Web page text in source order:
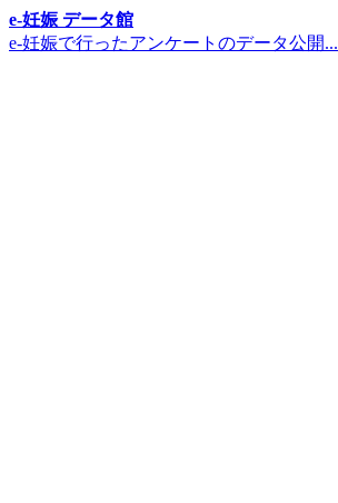
e-妊娠 データ館
e-妊娠で行ったアンケートのデータ公開...